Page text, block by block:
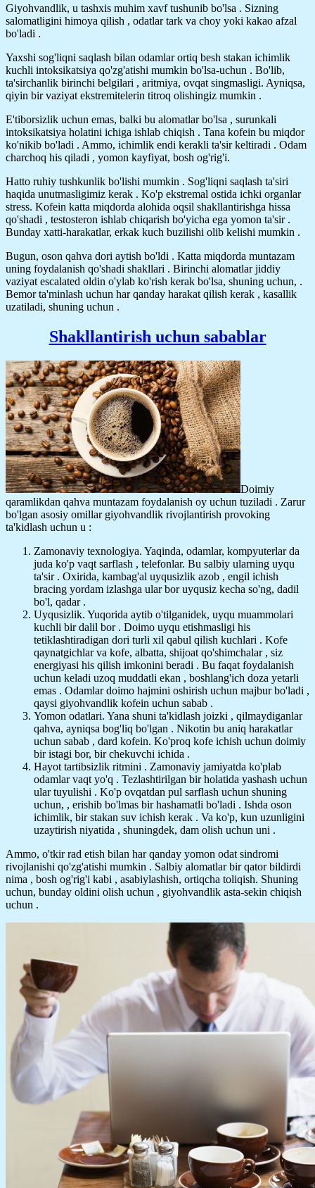
Giyohvandlik, u tashxis muhim xavf tushunib bo'lsa . Sizning
salomatligini himoya qilish , odatlar tark va choy yoki kakao afzal
bo'ladi .
Yaxshi sog'liqni saqlash bilan odamlar ortiq besh stakan ichimlik
kuchli intoksikatsiya qo'zg'atishi mumkin bo'lsa-uchun . Bo'lib,
ta'sirchanlik birinchi belgilari , aritmiya, ovqat singmasligi. Ayniqsa,
qiyin bir vaziyat ekstremitelerin titroq olishingiz mumkin .
E'tiborsizlik uchun emas, balki bu alomatlar bo'lsa , surunkali
intoksikatsiya holatini ichiga ishlab chiqish . Tana kofein bu miqdor
ko'nikib bo'ladi . Ammo, ichimlik endi kerakli ta'sir keltiradi . Odam
charchoq his qiladi , yomon kayfiyat, bosh og'rig'i.
Hatto ruhiy tushkunlik bo'lishi mumkin . Sog'liqni saqlash ta'siri
haqida unutmasligimiz kerak . Ko'p ekstremal ostida ichki organlar
stress. Kofein katta miqdorda alohida oqsil shakllantirishga hissa
qo'shadi , testosteron ishlab chiqarish bo'yicha ega yomon ta'sir .
Bunday xatti-harakatlar, erkak kuch buzilishi olib kelishi mumkin .
Bugun, oson qahva dori aytish bo'ldi . Katta miqdorda muntazam
uning foydalanish qo'shadi shakllari . Birinchi alomatlar jiddiy
vaziyat escalated oldin o'ylab ko'rish kerak bo'lsa, shuning uchun, .
Bemor ta'minlash uchun har qanday harakat qilish kerak , kasallik
uzatiladi, shuning uchun .
Shakllantirish uchun sabablar
Doimiy
qaramlikdan qahva muntazam foydalanish oy uchun tuziladi . Zarur
bo'lgan asosiy omillar giyohvandlik rivojlantirish provoking
ta'kidlash uchun u :
Zamonaviy texnologiya. Yaqinda, odamlar, kompyuterlar da
juda ko'p vaqt sarflash , telefonlar. Bu salbiy ularning uyqu
ta'sir . Oxirida, kambag'al uyqusizlik azob , engil ichish
bracing yordam izlashga ular bor uyqusiz kecha so'ng, dadil
bo'l, qadar .
Uyqusizlik. Yuqorida aytib o'tilganidek, uyqu muammolari
kuchli bir dalil bor . Doimo uyqu etishmasligi his
tetiklashtiradigan dori turli xil qabul qilish kuchlari . Kofe
qaynatgichlar va kofe, albatta, shijoat qo'shimchalar , siz
energiyasi his qilish imkonini beradi . Bu faqat foydalanish
uchun keladi uzoq muddatli ekan , boshlang'ich doza yetarli
emas . Odamlar doimo hajmini oshirish uchun majbur bo'ladi ,
qaysi giyohvandlik kofein uchun sabab .
Yomon odatlari. Yana shuni ta'kidlash joizki , qilmaydiganlar
qahva, ayniqsa bog'liq bo'lgan . Nikotin bu aniq harakatlar
uchun sabab , dard kofein. Ko'proq kofe ichish uchun doimiy
bir istagi bor, bir chekuvchi ichida .
Hayot tartibsizlik ritmini . Zamonaviy jamiyatda ko'plab
odamlar vaqt yo'q . Tezlashtirilgan bir holatida yashash uchun
ular tuyulishi . Ko'p ovqatdan pul sarflash uchun shuning
uchun, , erishib bo'lmas bir hashamatli bo'ladi . Ishda oson
ichimlik, bir stakan suv ichish kerak . Va ko'p, kun uzunligini
uzaytirish niyatida , shuningdek, dam olish uchun uni .
Ammo, o'tkir rad etish bilan har qanday yomon odat sindromi
rivojlanishi qo'zg'atishi mumkin . Salbiy alomatlar bir qator bildirdi
nima , bosh og'rig'i kabi , asabiylashish, ortiqcha toliqish. Shuning
uchun, bunday oldini olish uchun , giyohvandlik asta-sekin chiqish
uchun .